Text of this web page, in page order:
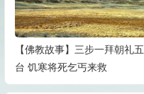
【佛教故事】三步一拜朝礼五
台 饥寒将死乞丐来救